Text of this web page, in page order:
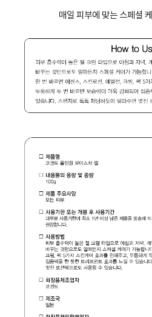
매일 피부에 맞는 스페셜